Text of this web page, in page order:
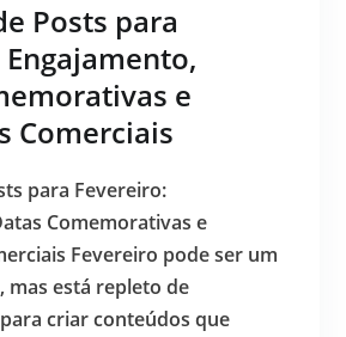
Posts para
e
Comerciais
para Fevereiro:
Comemorativas e
Fevereiro pode ser um
mas está repleto de
criar conteúdos que